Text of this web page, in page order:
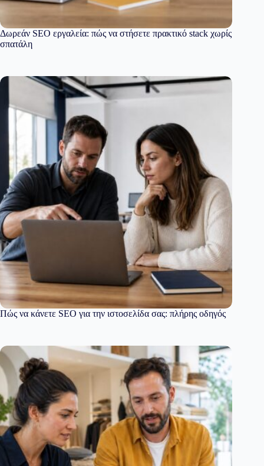
Δωρεάν SEO εργαλεία: πώς να στήσετε πρακτικό stack χωρίς
σπατάλη
Πώς να κάνετε SEO για την ιστοσελίδα σας: πλήρης οδηγός